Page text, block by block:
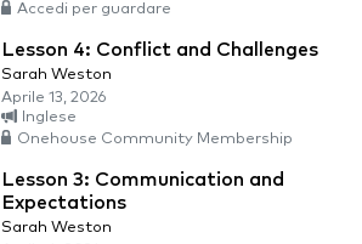
Accedi per guardare
Lesson 4: Conflict and Challenges
Sarah Weston
Aprile 13, 2026
Inglese
Onehouse Community Membership
Lesson 3: Communication and
Expectations
Sarah Weston